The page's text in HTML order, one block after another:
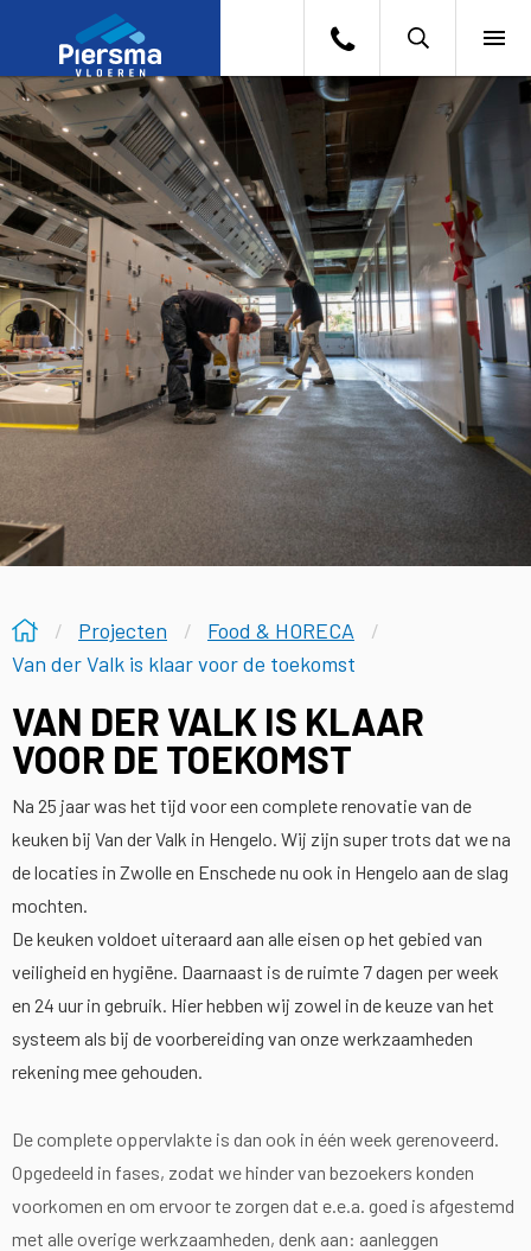
ZOEKEN
VLOEREN
BRANCHES
PROJECTEN
OVER ONS
CONTACT
Projecten
Food & HORECA
Van der Valk is klaar voor de toekomst
VAN DER VALK IS KLAAR
VOOR DE TOEKOMST
Na 25 jaar was het tijd voor een complete renovatie van de
keuken bij Van der Valk in Hengelo. Wij zijn super trots dat we na
de locaties in Zwolle en Enschede nu ook in Hengelo aan de slag
mochten.
De keuken voldoet uiteraard aan alle eisen op het gebied van
veiligheid en hygiëne. Daarnaast is de ruimte 7 dagen per week
en 24 uur in gebruik. Hier hebben wij zowel in de keuze van het
systeem als bij de voorbereiding van onze werkzaamheden
rekening mee gehouden.
De complete oppervlakte is dan ook in één week gerenoveerd.
Opgedeeld in fases, zodat we hinder van bezoekers konden
voorkomen en om ervoor te zorgen dat e.e.a. goed is afgestemd
met alle overige werkzaamheden, denk aan: aanleggen